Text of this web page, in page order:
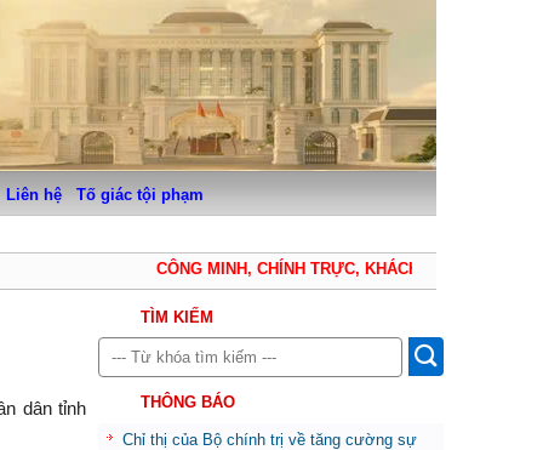
Liên hệ Tố giác tội phạm
CÔNG MINH, CHÍNH TRỰC, KHÁCH QUAN, THẬN
dân tỉnh
TÌM KIẾM
THÔNG BÁO
Chỉ thị của Bộ chính trị về tăng cường sự